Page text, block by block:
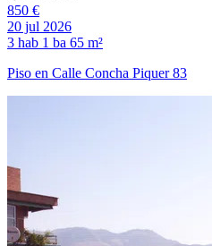
850 €
20 jul 2026
3 hab 1 ba 65 m²
Piso en Calle Concha Piquer 83